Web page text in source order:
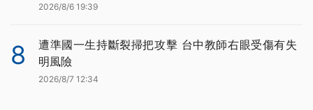
2026/8/6 19:39
8
遭準國一生持斷裂掃把攻擊 台中教師右眼受傷有失
明風險
2026/8/7 12:34